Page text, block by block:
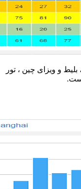
بلیط و ویزای چین ، تور